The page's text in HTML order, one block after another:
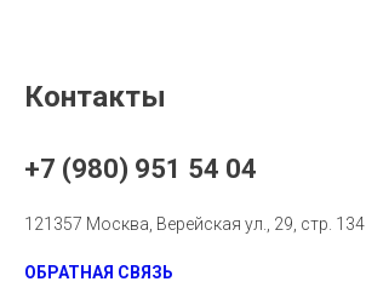
Контакты
+7 (980) 951 54 04
121357 Москва, Верейская ул., 29, стр. 134
ОБРАТНАЯ СВЯЗЬ